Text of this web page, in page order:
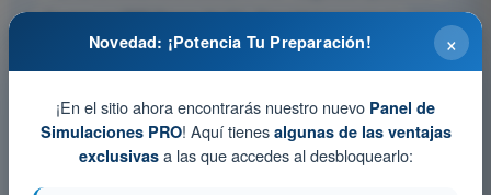
Examen en PDF Drones A1-A3 - Seguridad operacional
×
Novedad: ¡Potencia Tu Preparación!
¡En el sitio ahora encontrarás nuestro nuevo Panel de
Simulaciones PRO! Aquí tienes algunas de las ventajas
exclusivasa las que accedes al desbloquearlo: